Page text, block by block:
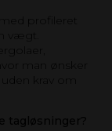
profileret
vægt.
man ønsker
krav om
tagløsninger?